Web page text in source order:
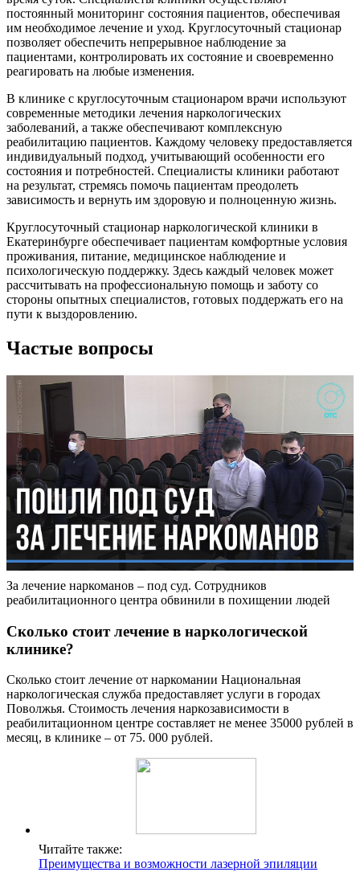
постоянный мониторинг состояния пациентов, обеспечивая
им необходимое лечение и уход. Круглосуточный стационар
позволяет обеспечить непрерывное наблюдение за
пациентами, контролировать их состояние и своевременно
реагировать на любые изменения.
В клинике с круглосуточным стационаром врачи используют
современные методики лечения наркологических
заболеваний, а также обеспечивают комплексную
реабилитацию пациентов. Каждому человеку предоставляется
индивидуальный подход, учитывающий особенности его
состояния и потребностей. Специалисты клиники работают
на результат, стремясь помочь пациентам преодолеть
зависимость и вернуть им здоровую и полноценную жизнь.
Круглосуточный стационар наркологической клиники в
Екатеринбурге обеспечивает пациентам комфортные условия
проживания, питание, медицинское наблюдение и
психологическую поддержку. Здесь каждый человек может
рассчитывать на профессиональную помощь и заботу со
стороны опытных специалистов, готовых поддержать его на
пути к выздоровлению.
Частые вопросы
За лечение наркоманов – под суд. Сотрудников
реабилитационного центра обвинили в похищении людей
Сколько стоит лечение в наркологической
клинике?
Сколько стоит лечение от наркомании Национальная
наркологическая служба предоставляет услуги в городах
Поволжья. Стоимость лечения наркозависимости в
реабилитационном центре составляет не менее 35000 рублей в
месяц, в клинике – от 75. 000 рублей.
Читайте также:
Преимущества и возможности лазерной эпиляции